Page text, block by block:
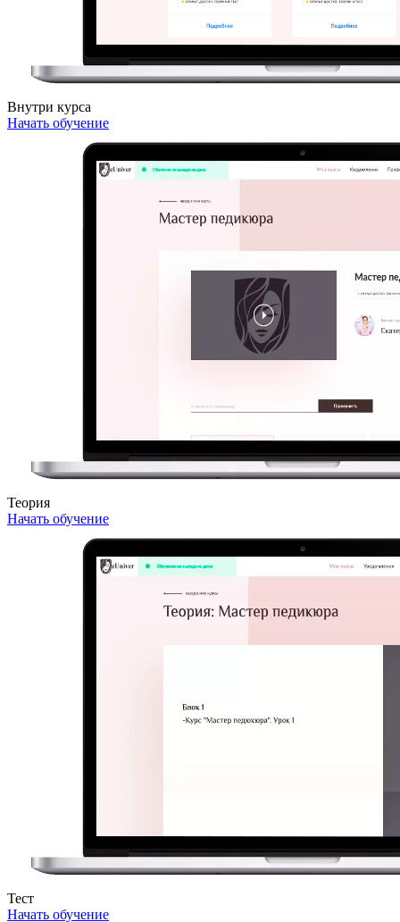
Внутри курса
Начать обучение
Теория
Начать обучение
Тест
Начать обучение